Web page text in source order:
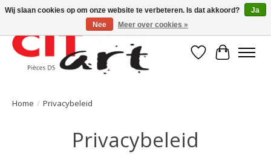
Verlanglijst
Home / Privacybeleid
Privacybeleid
Wij slaan cookies op om onze website te verbeteren. Is dat akkoord?
Ja
Nee
Meer over cookies »